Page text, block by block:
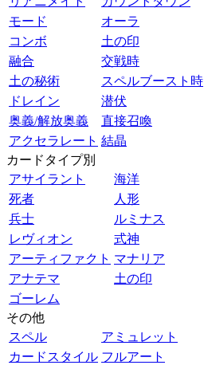
モード
オーラ
コンボ
土の印
融合
交戦時
土の秘術
スペルブースト時
ドレイン
潜伏
奥義/解放奥義
直接召喚
アクセラレート 結晶
カードタイプ別
アサイラント
海洋
死者
人形
兵士
ルミナス
レヴィオン
式神
アーティファクト マナリア
アナテマ
土の印
ゴーレム
その他
スペル
アミュレット
カードスタイル フルアート